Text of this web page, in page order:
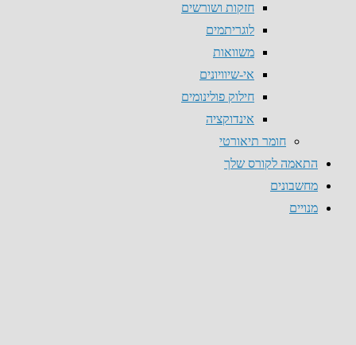
חזקות ושורשים
לוגריתמים
משוואות
אי-שיוויונים
חילוק פולינומים
אינדוקציה
חומר תיאורטי
התאמה לקורס שלך
מחשבונים
מנויים